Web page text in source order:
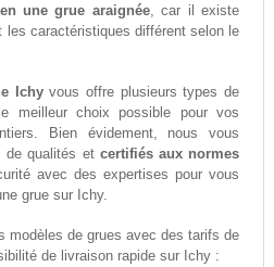
une grue araignée, car il existe
les caractéristiques différent selon le
Ichyvous offre plusieurs types de
meilleur choix possible pour vos
Bien évidement, nous vous
de qualités et certifiés aux normes
avec des expertises pour vous
grue sur Ichy.
modèles de grues avec des tarifs de
de livraison rapide sur Ichy :